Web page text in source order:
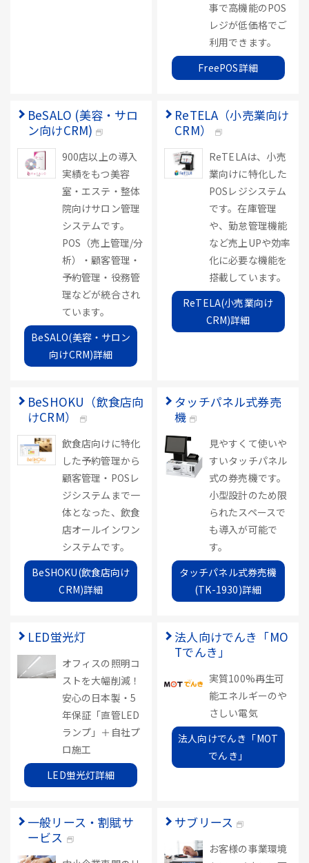
事で高機能のPOS
レジが低価格でご
利用できます。
FreePOS詳細
BeSALO (美容・サロ
ン向けCRM)
900店以上の導入
実績をもつ美容
室・エステ・整体
院向けサロン管理
システムです。
POS（売上管理/分
析）・顧客管理・
予約管理・役務管
理などが統合され
ています。
BeSALO(美容・サロン
向けCRM)詳細
ReTELA（小売業向け
CRM）
ReTELAは、小売
業向けに特化した
POSレジシステム
です。在庫管理
や、勤怠管理機能
など売上UPや効率
化に必要な機能を
搭載しています。
ReTELA(小売業向け
CRM)詳細
BeSHOKU（飲食店向
けCRM）
飲食店向けに特化
した予約管理から
顧客管理・POSレ
ジシステムまで一
体となった、飲食
店オールインワン
システムです。
BeSHOKU(飲食店向け
CRM)詳細
タッチパネル式券売
機
見やすくて使いや
すいタッチパネル
式の券売機です。
小型設計のため限
られたスペースで
も導入が可能で
す。
タッチパネル式券売機
(TK-1930)詳細
LED蛍光灯
オフィスの照明コ
ストを大幅削減！
安心の日本製・5
年保証「直管LED
ランプ」＋自社プ
ロ施工
LED蛍光灯詳細
法人向けでんき「MO
Tでんき」
実質100%再生可
能エネルギーのや
さしい電気
法人向けでんき「MOT
でんき」
一般リース・割賦サ
ービス
サブリース
お客様の事業環境